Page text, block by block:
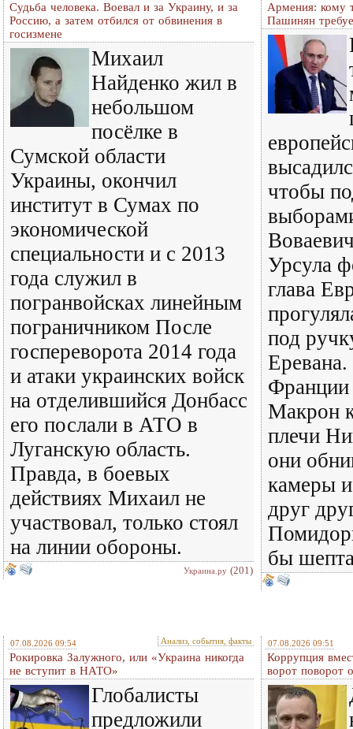
Судьба человека. Воевал и за Украину, и за
Россию, а затем отбился от обвинения в
госизмене
Михаил
Найденко жил в
небольшом
посёлке в
Сумской области
Украины, окончил
институт в Сумах по
экономической
специальности и с 2013
года служил в
погранвойсках линейным
пограничником После
госпереворота 2014 года
и атаки украинских войск
на отделившийся Донбасс
его послали в АТО в
Луганскую область.
Правда, в боевых
действиях Михаил не
участвовал, только стоял
на линии обороны.
Украина.ру (201)
Армения: кому
Пашинян
чтобы
Урсула
глава
под
Макрон
плечи
они
камеры
друг
бы
07.08.2026 09:54 Анализ, события, факты
Рокировка Залужного, или «Украина никогда
не вступит в НАТО»
Глобалисты
предложили
07.08.2026 09:51
Коррупция
ворот поворот